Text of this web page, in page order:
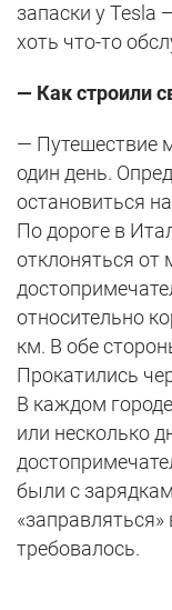
запаски у
хоть что-то
— Как строили
— Путешествие
один день.
остановиться
По дороге в
отклоняться
относительно
км. В обе
Прокатились
В каждом
или несколько
были с
требовалось.